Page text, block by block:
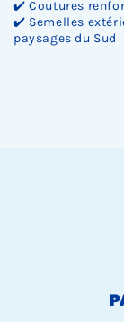
✔️ Coutures
✔️ Semelles
paysages du Sud